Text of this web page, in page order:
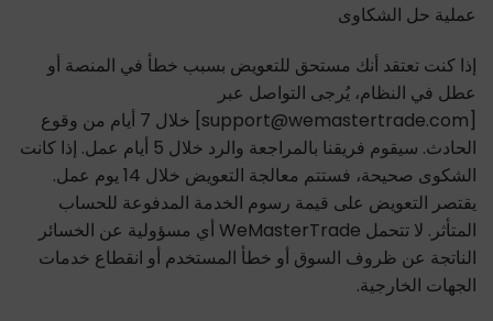
عملية حل الشكاوى
إذا كنت تعتقد أنك مستحق للتعويض بسبب خطأ في المنصة أو
عطل في النظام، يُرجى التواصل عبر
[support@wemastertrade.com] خلال 7 أيام من وقوع
الحادث. سيقوم فريقنا بالمراجعة والرد خلال 5 أيام عمل. إذا كانت
الشكوى صحيحة، فستتم معالجة التعويض خلال 14 يوم عمل.
يقتصر التعويض على قيمة رسوم الخدمة المدفوعة للحساب
المتأثر. لا تتحمل WeMasterTrade أي مسؤولية عن الخسائر
الناتجة عن ظروف السوق أو خطأ المستخدم أو انقطاع خدمات
الجهات الخارجية.